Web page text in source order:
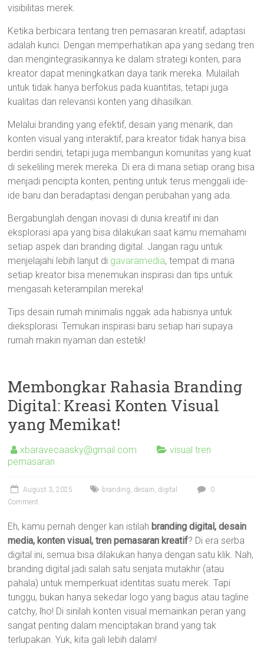
visibilitas merek.
Ketika berbicara tentang tren pemasaran kreatif, adaptasi
adalah kunci. Dengan memperhatikan apa yang sedang tren
dan mengintegrasikannya ke dalam strategi konten, para
kreator dapat meningkatkan daya tarik mereka. Mulailah
untuk tidak hanya berfokus pada kuantitas, tetapi juga
kualitas dan relevansi konten yang dihasilkan.
Melalui branding yang efektif, desain yang menarik, dan
konten visual yang interaktif, para kreator tidak hanya bisa
berdiri sendiri, tetapi juga membangun komunitas yang kuat
di sekeliling merek mereka. Di era di mana setiap orang bisa
menjadi pencipta konten, penting untuk terus menggali ide-
ide baru dan beradaptasi dengan perubahan yang ada.
Bergabunglah dengan inovasi di dunia kreatif ini dan
eksplorasi apa yang bisa dilakukan saat kamu memahami
setiap aspek dari branding digital. Jangan ragu untuk
menjelajahi lebih lanjut di gavaramedia, tempat di mana
setiap kreator bisa menemukan inspirasi dan tips untuk
mengasah keterampilan mereka!
Tips desain rumah minimalis nggak ada habisnya untuk
dieksplorasi. Temukan inspirasi baru setiap hari supaya
rumah makin nyaman dan estetik!
Membongkar Rahasia Branding
Digital: Kreasi Konten Visual
yang Memikat!
xbaravecaasky@gmail.com
visual tren
pemasaran
August 3, 2025 branding, desain, digital
0
Comment
Eh, kamu pernah denger kan istilah branding digital, desain
media, konten visual, tren pemasaran kreatif? Di era serba
digital ini, semua bisa dilakukan hanya dengan satu klik. Nah,
branding digital jadi salah satu senjata mutakhir (atau
pahala) untuk memperkuat identitas suatu merek. Tapi
tunggu, bukan hanya sekedar logo yang bagus atau tagline
catchy, lho! Di sinilah konten visual memainkan peran yang
sangat penting dalam menciptakan brand yang tak
terlupakan. Yuk, kita gali lebih dalam!